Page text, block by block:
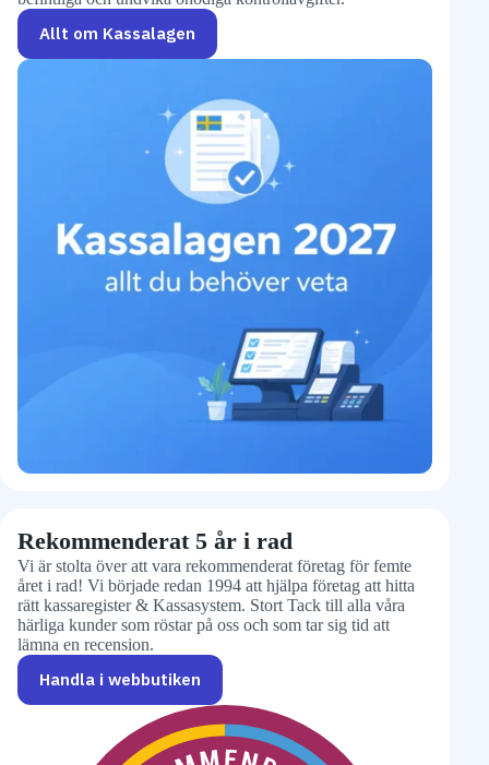
Allt om Kassalagen
Rekommenderat 5 år i rad
Vi är stolta över att vara rekommenderat företag för femte
året i rad! Vi började redan 1994 att hjälpa företag att hitta
rätt kassaregister & Kassasystem. Stort Tack till alla våra
härliga kunder som röstar på oss och som tar sig tid att
lämna en recension.
Handla i webbutiken